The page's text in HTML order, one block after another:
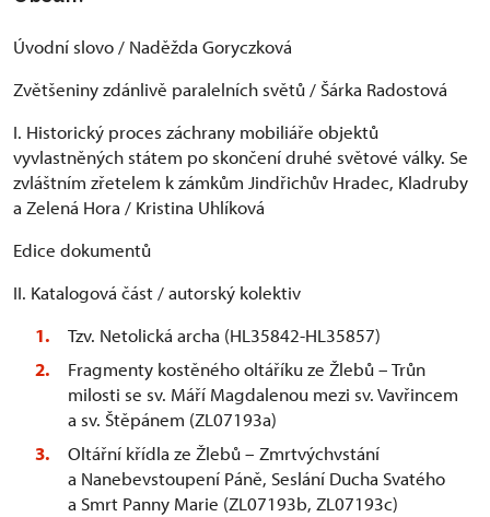
Úvodní slovo / Naděžda Goryczková
Zvětšeniny zdánlivě paralelních světů / Šárka Radostová
I. Historický proces záchrany mobiliáře objektů
vyvlastněných státem po skončení druhé světové války. Se
zvláštním zřetelem k zámkům Jindřichův Hradec, Kladruby
a Zelená Hora / Kristina Uhlíková
Edice dokumentů
II. Katalogová část / autorský kolektiv
Tzv. Netolická archa (HL35842-HL35857)
Fragmenty kostěného oltáříku ze Žlebů – Trůn
milosti se sv. Máří Magdalenou mezi sv. Vavřincem
a sv. Štěpánem (ZL07193a)
Oltářní křídla ze Žlebů – Zmrtvýchvstání
a Nanebevstoupení Páně, Seslání Ducha Svatého
a Smrt Panny Marie (ZL07193b, ZL07193c)